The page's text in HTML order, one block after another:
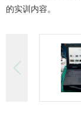
的实训内容。